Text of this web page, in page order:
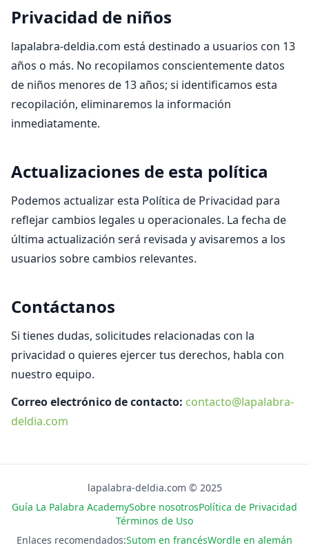
Privacidad de niños
lapalabra-deldia.com está destinado a usuarios con 13
años o más. No recopilamos conscientemente datos
de niños menores de 13 años; si identificamos esta
recopilación, eliminaremos la información
inmediatamente.
Actualizaciones de esta política
Podemos actualizar esta Política de Privacidad para
reflejar cambios legales u operacionales. La fecha de
última actualización será revisada y avisaremos a los
usuarios sobre cambios relevantes.
Contáctanos
Si tienes dudas, solicitudes relacionadas con la
privacidad o quieres ejercer tus derechos, habla con
nuestro equipo.
Correo electrónico de contacto: contacto@lapalabra-
deldia.com
lapalabra-deldia.com © 2025
Guía La Palabra AcademySobre nosotrosPolítica de Privacidad
Términos de Uso
Enlaces recomendados:Sutom en francésWordle en alemán